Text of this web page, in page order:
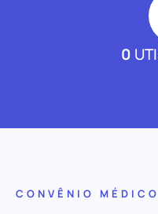
0
CONVÊNIO